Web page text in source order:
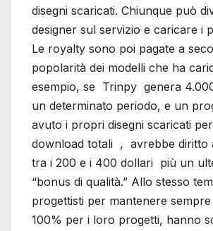
disegni scaricati. Chiunque può
designer sul servizio e caricare i
Le royalty sono poi pagate a
popolarità dei modelli che ha
esempio, se Trinpy genera
un determinato periodo, e un
avuto i propri disegni scaricati
download totali , avrebbe diritto
tra i 200 e i 400 dollari più un
“bonus di qualità.” Allo stesso
progettisti per mantenere
100% per i loro progetti, hanno